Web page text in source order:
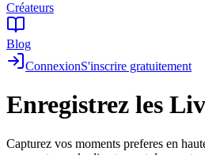
Créateurs
Blog
ConnexionS'inscrire gratuitement
Enregistrez les
Capturez vos moments preferes en